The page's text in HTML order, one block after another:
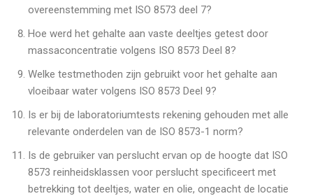
overeenstemming met ISO 8573 deel 7?
Hoe werd het gehalte aan vaste deeltjes getest door
massaconcentratie volgens ISO 8573 Deel 8?
Welke testmethoden zijn gebruikt voor het gehalte aan
vloeibaar water volgens ISO 8573 Deel 9?
Is er bij de laboratoriumtests rekening gehouden met alle
relevante onderdelen van de ISO 8573-1 norm?
Is de gebruiker van perslucht ervan op de hoogte dat ISO
8573 reinheidsklassen voor perslucht specificeert met
betrekking tot deeltjes, water en olie, ongeacht de locatie